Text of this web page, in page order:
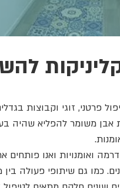
זוגי וקבוצות בגדלים שונים
אבן משומר להפליא שהיה
ואומנויות ואנו
כמו גם שיתופי פעולה בין